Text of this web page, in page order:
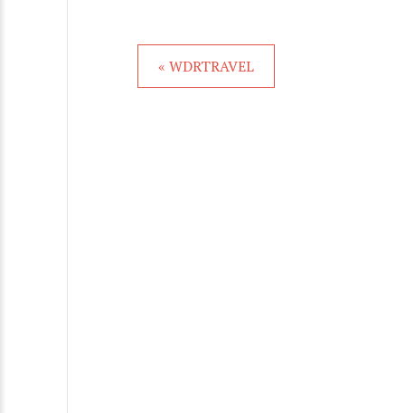
« WDRTRAVEL